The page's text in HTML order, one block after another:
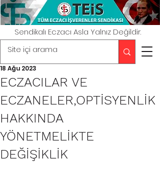
Sendikalı Eczacı Asla Yalnız Değildir.
ECZACILAR VE
ECZANELER,OPTİSYENLİK
HAKKINDA
YÖNETMELİKTE
DEĞİŞİKLİK
18 Ağu 2023